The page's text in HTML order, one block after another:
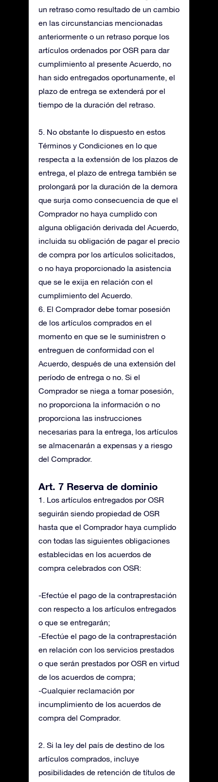
un retraso como resultado de un cambio
en las circunstancias mencionadas
anteriormente o un retraso porque los
artículos ordenados por OSR para dar
cumplimiento al presente Acuerdo, no
han sido entregados oportunamente, el
plazo de entrega se extenderá por el
tiempo de la duración del retraso.
5. No obstante lo dispuesto en estos
Términos y Condiciones en lo que
respecta a la extensión de los plazos de
entrega, el plazo de entrega también se
prolongará por la duración de la demora
que surja como consecuencia de que el
Comprador no haya cumplido con
alguna obligación derivada del Acuerdo,
incluida su obligación de pagar el precio
de compra por los artículos solicitados,
o no haya proporcionado la asistencia
que se le exija en relación con el
cumplimiento del Acuerdo.
6. El Comprador debe tomar posesión
de los artículos comprados en el
momento en que se le suministren o
entreguen de conformidad con el
Acuerdo, después de una extensión del
período de entrega o no. Si el
Comprador se niega a tomar posesión,
no proporciona la información o no
proporciona las instrucciones
necesarias para la entrega, los artículos
se almacenarán a expensas y a riesgo
del Comprador.
Art. 7 Reserva de dominio
1. Los artículos entregados por OSR
seguirán siendo propiedad de OSR
hasta que el Comprador haya cumplido
con todas las siguientes obligaciones
establecidas en los acuerdos de
compra celebrados con OSR:
-Efectúe el pago de la contraprestación
con respecto a los artículos entregados
o que se entregarán;
-Efectúe el pago de la contraprestación
en relación con los servicios prestados
o que serán prestados por OSR en virtud
de los acuerdos de compra;
-Cualquier reclamación por
incumplimiento de los acuerdos de
compra del Comprador.
2. Si la ley del país de destino de los
artículos comprados, incluye
posibilidades de retención de títulos de